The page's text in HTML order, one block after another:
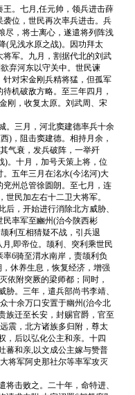
。七月,任元帅，领兵进击薛
位，世民再次率兵进击。兵
尽，将士离心，遂遣将列阵浅
(见浅水原之战)。因功拜太
军。九月，割据代北的刘武
弃河东以守关中。世民谏
对宋金刚兵精将猛，但孤军
机破敌方略。至三年四月，
刚，收复太原。刘武周、宋
三月，河北窦建德率兵十余
)，阻击窦建德。相持月余，
气衰，发兵破阵，一举歼
)。十月，加号天策上将，位
五年三月在洺水(今洺河)大
州总管徐圆朗。至七月，连
民加左右十二卫大将军。
，开始进行消除北方威胁、
率军至豳州(治今陕西彬
利互相猜疑不战，引兵退
,即帝位。颉利、突利乘世民
6骑至渭水南岸，责颉利负
休养生息，恢复经济，增强
依附突厥的梁师都；同时，
。三年，遣兵部尚书李靖、
十余万口安置于幽州(治今北
族迁至长安，封赐官爵，官至
震，北方诸族多归附，尊太
，后以弘化公主和亲。十四
蕃和亲,以文成公主嫁与赞普
将军阿史那社尔等率军攻灭
击败之。二十年，命特进、